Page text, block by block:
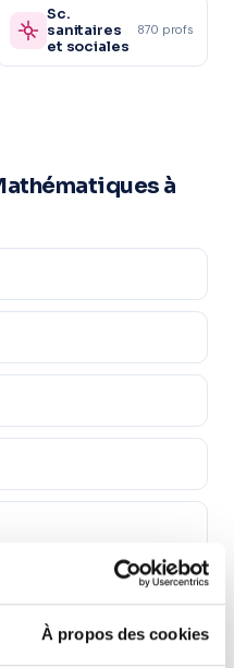
À propos des cookies
Sc.
sanitaires
et sociales
870 profs
à